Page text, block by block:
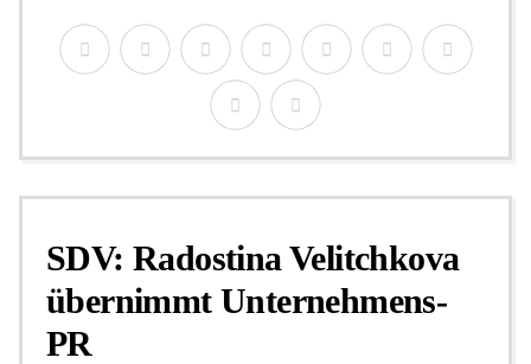
SDV: Radostina Velitchkova
übernimmt Unternehmens-
PR